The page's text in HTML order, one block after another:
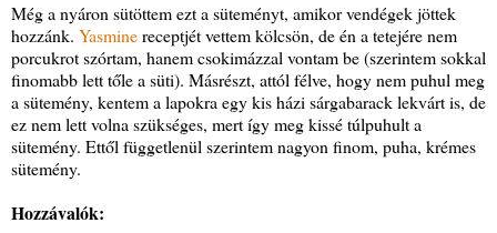
Még a nyáron sütöttem ezt a süteményt, amikor vendégek jöttek
hozzánk. Yasminereceptjét vettem kölcsön, de én a tetejére nem
porcukrot szórtam, hanem csokimázzal vontam be (szerintem sokkal
finomabb lett tőle a süti). Másrészt, attól félve, hogy nem puhul meg
a sütemény, kentem a lapokra egy kis házi sárgabarack lekvárt is, de
ez nem lett volna szükséges, mert így meg kissé túlpuhult a
sütemény. Ettől függetlenül szerintem nagyon finom, puha, krémes
sütemény.
Hozzávalók: